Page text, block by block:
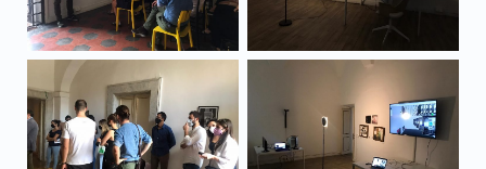
Link identifier #identifier__34697-21 Link identifier #identifier__122638-22